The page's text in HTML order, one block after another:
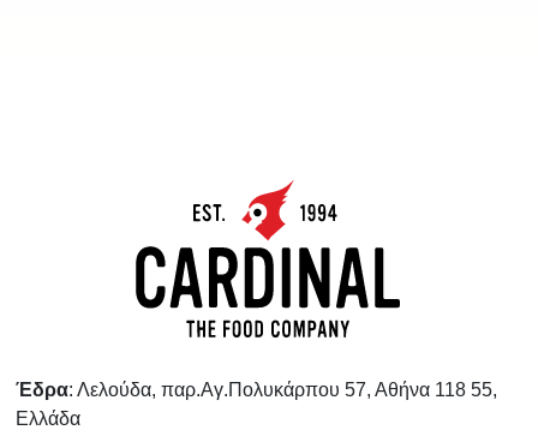
Έδρα: Λελούδα, παρ.Αγ.Πολυκάρπου 57, Αθήνα 118 55,
Ελλάδα